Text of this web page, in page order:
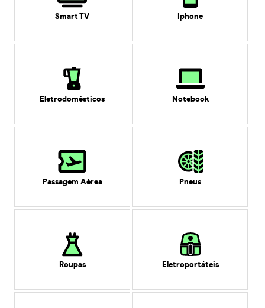
Smart TV Iphone
Eletrodomésticos Notebook
Passagem Aérea Pneus
Roupas Eletroportáteis